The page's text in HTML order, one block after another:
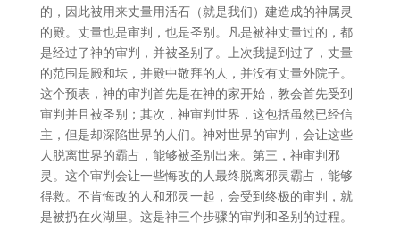
的，因此被用来丈量用活石（就是我们）建造成的神属灵
的殿。丈量也是审判，也是圣别。凡是被神丈量过的，都
是经过了神的审判，并被圣别了。上次我提到过了，丈量
的范围是殿和坛，并殿中敬拜的人，并没有丈量外院子。
这个预表，神的审判首先是在神的家开始，教会首先受到
审判并且被圣别；其次，神审判世界，这包括虽然已经信
主，但是却深陷世界的人们。神对世界的审判，会让这些
人脱离世界的霸占，能够被圣别出来。第三，神审判邪
灵。这个审判会让一些悔改的人最终脱离邪灵霸占，能够
得救。不肯悔改的人和邪灵一起，会受到终极的审判，就
是被扔在火湖里。这是神三个步骤的审判和圣别的过程。